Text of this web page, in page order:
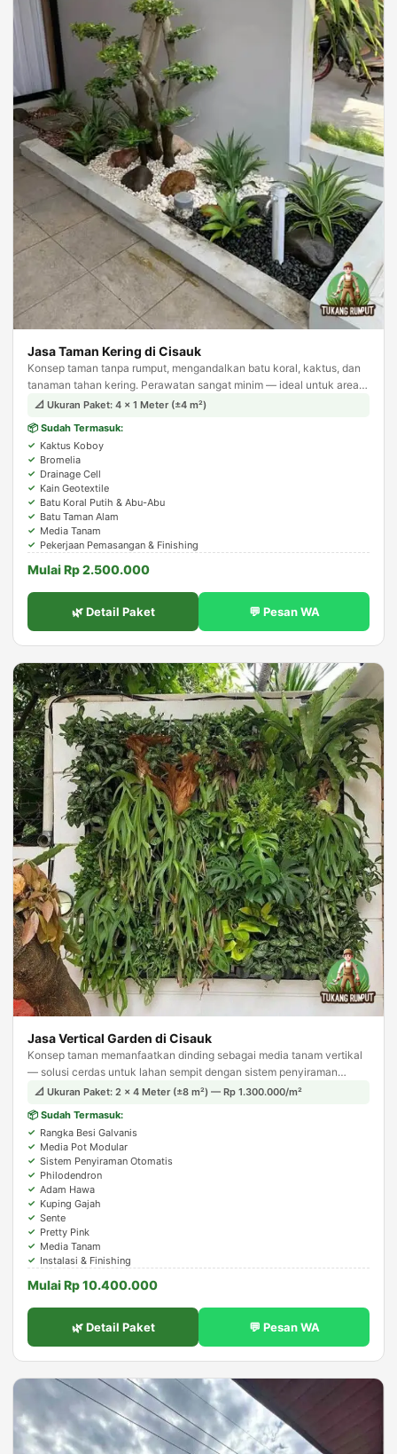
Jasa Taman Kering di Cisauk
Konsep taman tanpa rumput, mengandalkan batu koral, kaktus, dan
tanaman tahan kering. Perawatan sangat minim — ideal untuk area
sempit seperti samping rumah atau carport.
📐 Ukuran Paket: 4 × 1 Meter (±4 m²)
📦 Sudah Termasuk:
Kaktus Koboy
Bromelia
Drainage Cell
Kain Geotextile
Batu Koral Putih & Abu-Abu
Batu Taman Alam
Media Tanam
Pekerjaan Pemasangan & Finishing
Mulai Rp 2.500.000
🌿 Detail Paket 💬 Pesan WA
Jasa Vertical Garden di Cisauk
Konsep taman memanfaatkan dinding sebagai media tanam vertikal
— solusi cerdas untuk lahan sempit dengan sistem penyiraman
otomatis agar tanaman tetap terjaga.
📐 Ukuran Paket: 2 × 4 Meter (±8 m²) — Rp 1.300.000/m²
📦 Sudah Termasuk:
Rangka Besi Galvanis
Media Pot Modular
Sistem Penyiraman Otomatis
Philodendron
Adam Hawa
Kuping Gajah
Sente
Pretty Pink
Media Tanam
Instalasi & Finishing
Mulai Rp 10.400.000
🌿 Detail Paket 💬 Pesan WA